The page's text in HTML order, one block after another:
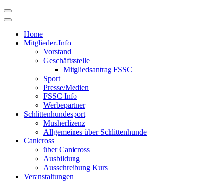
Skip
to
Home
Mitglieder-Info
Vorstand
Geschäftsstelle
Mitgliedsantrag FSSC
Sport
Presse/Medien
FSSC Info
Werbepartner
Schlittenhundesport
Musherlizenz
Allgemeines über Schlittenhunde
Canicross
über Canicross
Ausbildung
Ausschreibung Kurs
Veranstaltungen